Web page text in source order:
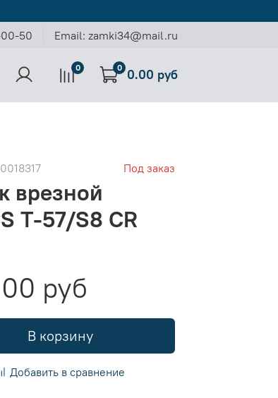
50 Email: zamki34@mail.ru
0 0 0.00 руб
Под заказ
врезной
T-57/S8 CR
руб
В корзину
Добавить в сравнение